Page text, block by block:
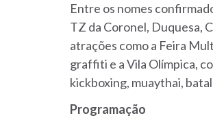
Entre os nomes
TZ da Coronel, Duquesa,
atrações como a Feira
graffiti e a Vila Olímpica,
kickboxing, muaythai,
Programação